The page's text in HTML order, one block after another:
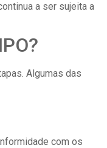
a ser sujeita a
Algumas das
com os